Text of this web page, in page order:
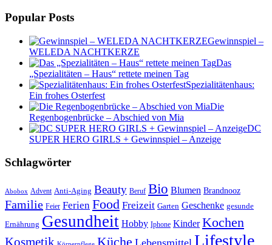
Popular Posts
Gewinnspiel –
WELEDA NACHTKERZE
Das
„Spezialitäten – Haus“ rettete meinen Tag
Spezialitätenhaus:
Ein frohes Osterfest
Die
Regenbogenbrücke – Abschied von Mia
DC
SUPER HERO GIRLS + Gewinnspiel – Anzeige
Schlagwörter
Abobox Advent Anti-Aging Beauty Beruf Bio Blumen Brandnooz
Familie Feier Ferien Food Freizeit Garten Geschenke gesunde
Ernährung Gesundheit Hobby Iphone Kinder Kochen
Kosmetik
Küche Lebensmittel Lifestyle